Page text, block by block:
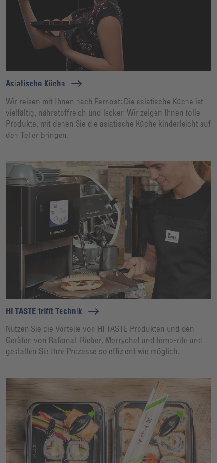
Asiatische Küche
Wir reisen mit Ihnen nach Fernost: Die asiatische Küche ist
vielfältig, nährstoffreich und lecker. Wir zeigen Ihnen tolle
Produkte, mit denen Sie die asiatische Küche kinderleicht auf
den Teller bringen.
HI TASTE trifft Technik
Nutzen Sie die Vorteile von HI TASTE Produkten und den
Geräten von Rational, Rieber, Merrychef und temp-rite und
gestalten Sie Ihre Prozesse so effizient wie möglich.